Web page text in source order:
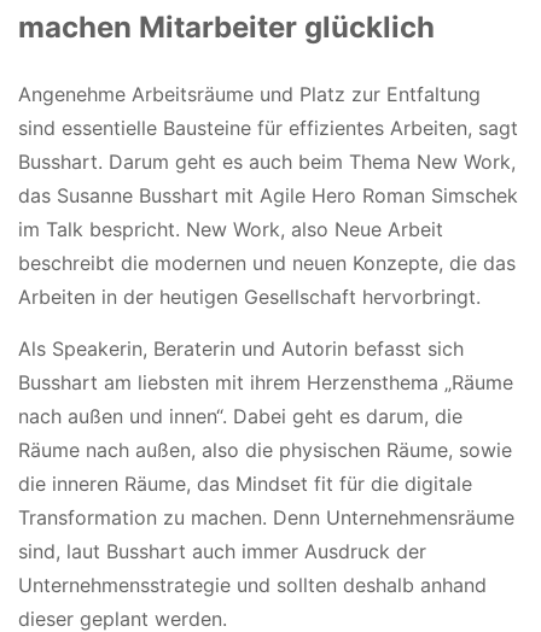
machen Mitarbeiter glücklich
Angenehme Arbeitsräume und Platz zur Entfaltung
sind essentielle Bausteine für effizientes Arbeiten, sagt
Busshart. Darum geht es auch beim Thema New Work,
das Susanne Busshart mit Agile Hero Roman Simschek
im Talk bespricht. New Work, also Neue Arbeit
beschreibt die modernen und neuen Konzepte, die das
Arbeiten in der heutigen Gesellschaft hervorbringt.
Als Speakerin, Beraterin und Autorin befasst sich
Busshart am liebsten mit ihrem Herzensthema „Räume
nach außen und innen“. Dabei geht es darum, die
Räume nach außen, also die physischen Räume, sowie
die inneren Räume, das Mindset fit für die digitale
Transformation zu machen. Denn Unternehmensräume
sind, laut Busshart auch immer Ausdruck der
Unternehmensstrategie und sollten deshalb anhand
dieser geplant werden.